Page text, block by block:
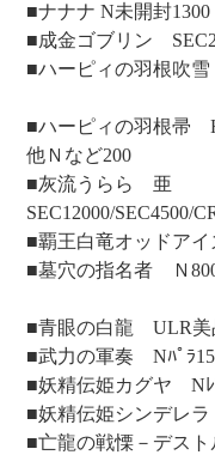
■ナナナ N未開封1300
■成金ゴブリン
■ハーピィの羽根吹
■ハーピィの羽根帚
他Ｎなど200
■灰流うらら 亜
SEC12000/SEC4500/
■覇王白竜オッドア
■墓穴の指名者 Ｎ
■青眼の白龍 ULR美
■武力の軍奏 Nﾊﾟﾗ
■妖精伝姫カグヤ Nﾚ
■妖精伝姫シンデレ
■亡龍の戦慄－デス